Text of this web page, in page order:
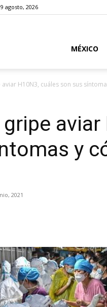
agosto, 2026
MÉXICO
aviar H10N3, cuáles son sus
gripe
y
2021